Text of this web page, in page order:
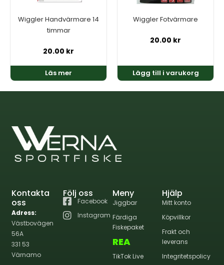
Wiggler Handvärmare 14
timmar
20.00 kr
Läs mer
Wiggler Fotvärmare
20.00 kr
Lägg till i varukorg
Kontakta
oss
Adress:
Västbovägen
56A
331 53
Värnamo
Följ oss
Facebook
Instagram
Meny
Jiggbar
Färdiga
Fiskepaket
REA
TikTok Live
Hjälp
Mitt konto
Köpvillkor
Frakt och
leverans
Integritetspolicy